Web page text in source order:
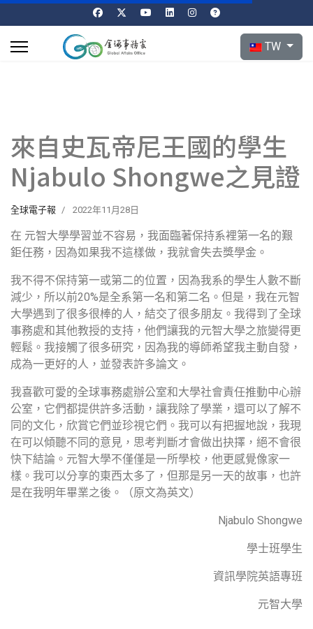
選擇你的語言
TW
來自史瓦帝尼王國的學生
Njabulo Shongwe之見證
全球電子報 2022年11月28日
在 元智大學學習並不容易，我面臨著保持系裡第一名的艱
鉅任務，因為如果我不這樣做，我就會失去獎學金。
我不得不保持第一或第二的位置，因為我系的學生人數不斷
減少，所以前20%是全系第一名和第二名。但是，我在元智
大學遇到了很多很棒的人，結交了很多朋友。我得到了全球
事務處和其他教授的支持，他們讓我的元智大學之旅變得更
輕鬆。我接觸了很多研究，因為我的導師希望我主動自發，
成為一更好的人，並發表許多論文。
我喜歡可愛的全球事務處辦公室和大學社會責任推動中心辦
公室，它們都提供許多活動，讓我除了學業，還可以了解不
同的文化，欣賞它們並珍視它們。我可以有把握地說，我現
在可以傾聽不同的意見，思考判斷才會做出抉擇，絕不會很
快下結論。元智大學不僅僅是一所學校，他更感覺像家一
樣。我可以分享的東西太多了，但那是另一天的故事，也許
是在我明年畢業之後。（原文為英文）
Njabulo Shongwe
學士班學生
資訊學院英語專班
元智大學